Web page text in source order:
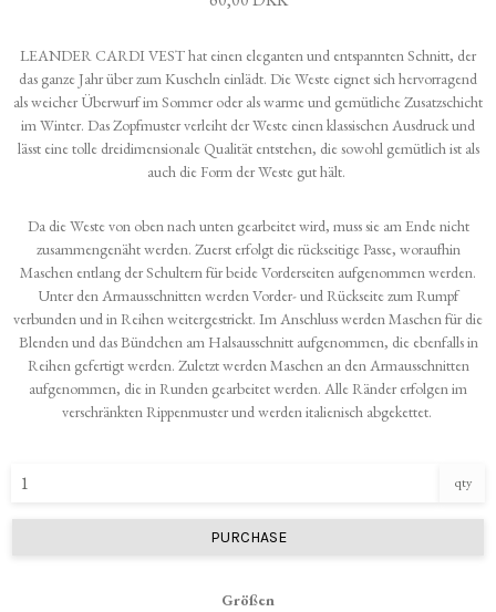
LEANDER CARDI VEST hat einen eleganten und entspannten Schnitt, der
das ganze Jahr über zum Kuscheln einlädt. Die Weste eignet sich hervorragend
als weicher Überwurf im Sommer oder als warme und gemütliche Zusatzschicht
im Winter. Das Zopfmuster verleiht der Weste einen klassischen Ausdruck und
lässt eine tolle dreidimensionale Qualität entstehen, die sowohl gemütlich ist als
auch die Form der Weste gut hält.
Da die Weste von oben nach unten gearbeitet wird, muss sie am Ende nicht
zusammengenäht werden. Zuerst erfolgt die rückseitige Passe, woraufhin
Maschen entlang der Schultern für beide Vorderseiten aufgenommen werden.
Unter den Armausschnitten werden Vorder- und Rückseite zum Rumpf
verbunden und in Reihen weitergestrickt. Im Anschluss werden Maschen für die
Blenden und das Bündchen am Halsausschnitt aufgenommen, die ebenfalls in
Reihen gefertigt werden. Zuletzt werden Maschen an den Armausschnitten
aufgenommen, die in Runden gearbeitet werden. Alle Ränder erfolgen im
verschränkten Rippenmuster und werden italienisch abgekettet.
qty
PURCHASE
Größen